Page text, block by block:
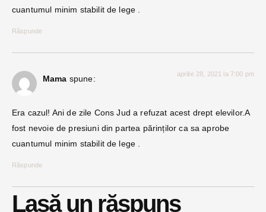
cuantumul minim stabilit de lege .
Răspunde
Mama spune: aprilie 28, 2021 la 7:00 pm
Era cazul! Ani de zile Cons Jud a refuzat acest drept elevilor.A
fost nevoie de presiuni din partea părinților ca sa aprobe
cuantumul minim stabilit de lege .
Răspunde
Lasă un răspuns